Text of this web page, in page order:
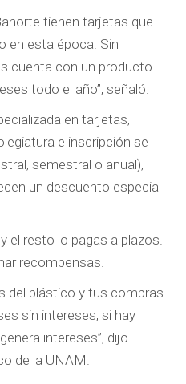
tienen tarjetas que
en esta época. Sin
cuenta con un producto
todo el año”, señaló.
en tarjetas,
e inscripción se
semestral o anual),
un descuento especial
el resto lo pagas a plazos.
recompensas.
del plástico y tus compras
sin intereses, si hay
intereses”, dijo
de la UNAM.